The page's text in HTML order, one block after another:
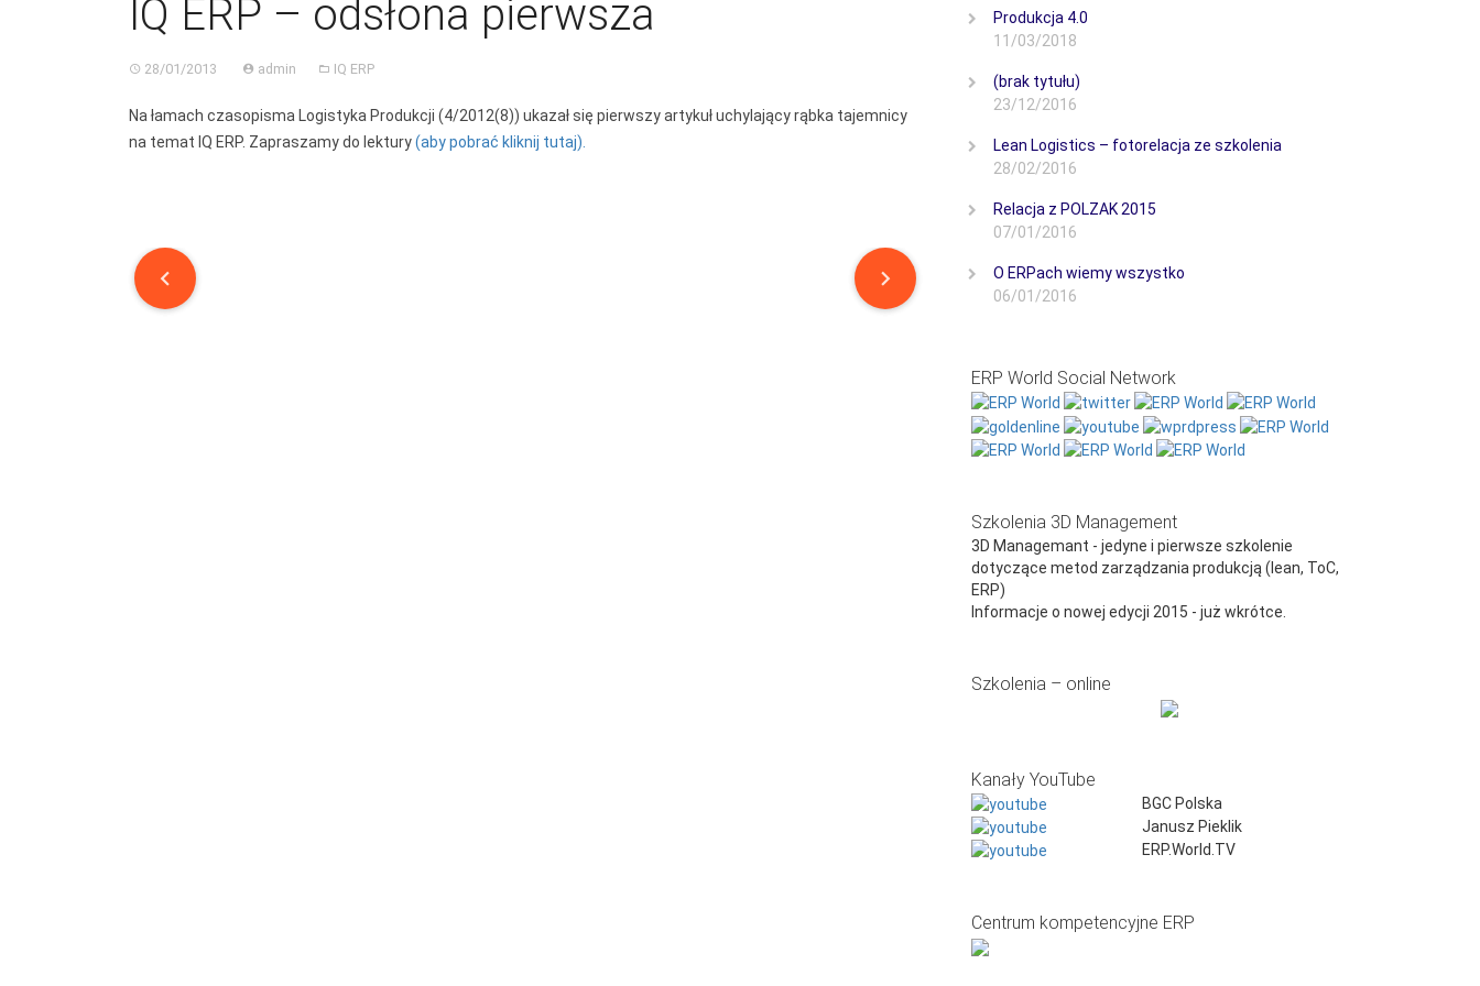
IQ ERP – odsłona pierwsza
28/01/2013 admin IQ ERP
Na łamach czasopisma Logistyka Produkcji (4/2012(8)) ukazał się pierwszy artykuł uchylający rąbka tajemnicy
na temat IQ ERP. Zapraszamy do lektury(aby pobrać kliknij tutaj).
Post
Produkcja 4.0
11/03/2018
(brak tytułu)
23/12/2016
Lean Logistics – fotorelacja ze szkolenia
28/02/2016
Relacja z POLZAK 2015
07/01/2016
O ERPach wiemy wszystko
06/01/2016
ERP World Social Network
Szkolenia 3D Management
3D Managemant - jedyne i pierwsze szkolenie
dotyczące metod zarządzania produkcją (lean, ToC,
ERP)
Informacje o nowej edycji 2015 - już wkrótce.
Szkolenia – online
Kanały YouTube
BGC Polska
Janusz Pieklik
ERP.World.TV
Centrum kompetencyjne ERP